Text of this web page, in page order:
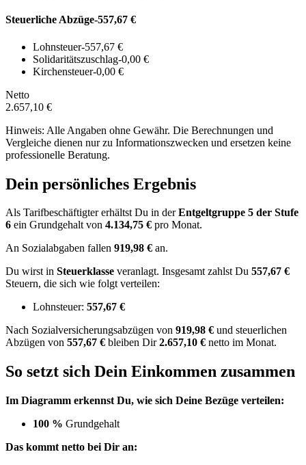
Steuerliche Abzüge-557,67 €
Lohnsteuer-557,67 €
Solidaritätszuschlag-0,00 €
Kirchensteuer-0,00 €
Netto
2.657,10 €
Hinweis: Alle Angaben ohne Gewähr. Die Berechnungen und
Vergleiche dienen nur zu Informationszwecken und ersetzen keine
professionelle Beratung.
Dein persönliches Ergebnis
Als Tarifbeschäftigter erhältst Du in derEntgeltgruppe 5 der Stufe
6 ein Grundgehalt von 4.134,75 € pro Monat.
An Sozialabgaben fallen 919,98 € an.
Du wirst in Steuerklasse veranlagt. Insgesamt zahlst Du 557,67 €
Steuern, die sich wie folgt verteilen:
Lohnsteuer: 557,67 €
Nach Sozialversicherungsabzügen von 919,98 € und steuerlichen
Abzügen von 557,67 € bleiben Dir2.657,10 € netto im Monat.
So setzt sich Dein Einkommen zusammen
Im Diagramm erkennst Du, wie sich Deine Bezüge verteilen:
100 % Grundgehalt
Das kommt netto bei Dir an: